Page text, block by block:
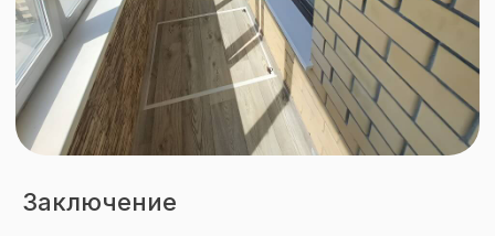
Заключение
Вся представленная на сайте информация,
касающаяся оконных конструкций,
монтажных и отделочных работ, носит
информационный характер и не является
публичной офертой, определяемой
положениями ст. 437 ГК РФ. Все цены,
указанные на этом сайте, носят
подробной информации просьба
обращаться к менеджерам отдела продаж